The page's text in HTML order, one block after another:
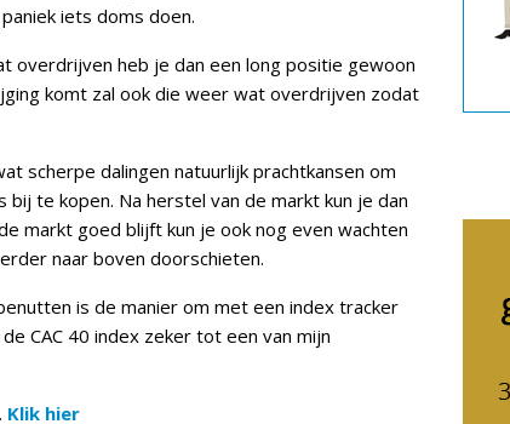
iets doms doen.
overdrijven heb je dan een long positie gewoon
komt zal ook die weer wat overdrijven zodat
scherpe dalingen natuurlijk prachtkansen om
bij te kopen. Na herstel van de markt kun je dan
markt goed blijft kun je ook nog even wachten
naar boven doorschieten.
is de manier om met een index tracker
CAC 40 index zeker tot een van mijn
Klik hier